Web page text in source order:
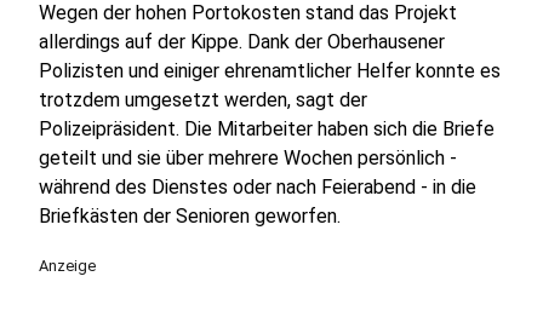
Wegen der hohen Portokosten stand das Projekt
allerdings auf der Kippe. Dank der Oberhausener
Polizisten und einiger ehrenamtlicher Helfer konnte es
trotzdem umgesetzt werden, sagt der
Polizeipräsident. Die Mitarbeiter haben sich die Briefe
geteilt und sie über mehrere Wochen persönlich -
während des Dienstes oder nach Feierabend - in die
Briefkästen der Senioren geworfen.
Anzeige